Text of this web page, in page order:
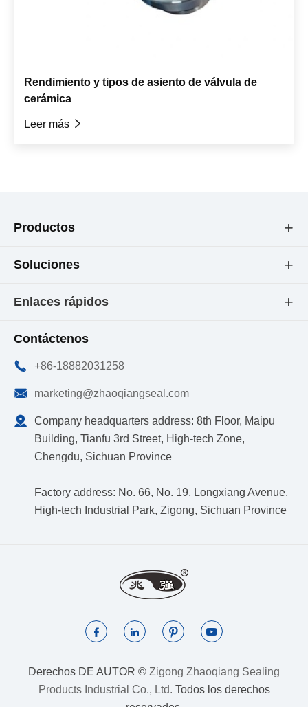
Rendimiento y tipos de asiento de válvula de
cerámica
Leer más 
Productos 
Soluciones 
Enlaces rápidos 
Contáctenos
 +86-18882031258
 marketing@zhaoqiangseal.com

Company headquarters address: 8th Floor, Maipu
Building, Tianfu 3rd Street, High-tech Zone,
Chengdu, Sichuan Province
Factory address: No. 66, No. 19, Longxiang Avenue,
High-tech Industrial Park, Zigong, Sichuan Province
   
Derechos DE AUTOR © Zigong Zhaoqiang Sealing
Products Industrial Co., Ltd. Todos los derechos